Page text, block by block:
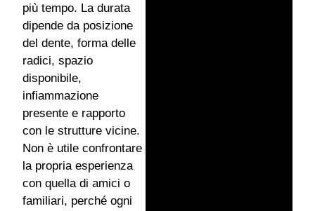
più tempo. La durata
dipende da posizione
del dente, forma delle
radici, spazio
disponibile,
infiammazione
presente e rapporto
con le strutture vicine.
Non è utile confrontare
la propria esperienza
con quella di amici o
familiari, perché ogni